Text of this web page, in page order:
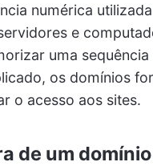
numérica
e
uma
os domínios
o acesso aos sites.
de um domínio